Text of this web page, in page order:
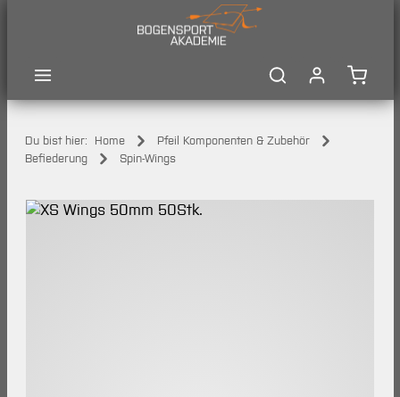
Du bist hier: Home
Pfeil Komponenten & Zubehör
Befiederung
Spin-Wings
Bildergalerie überspringen